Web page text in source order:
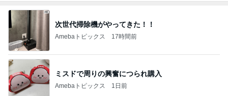
次世代掃除機がやってきた！！
Amebaトピックス 17時間前
ミスドで周りの興奮につられ購入
Amebaトピックス 1日前